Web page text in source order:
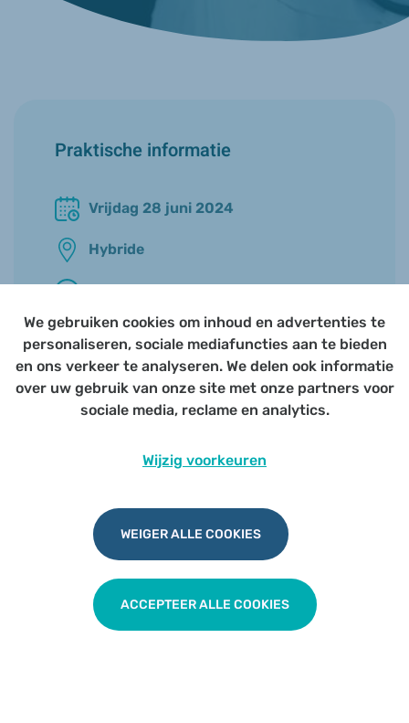
Praktische informatie
Vrijdag 28 juni 2024
Hybride
Voor alle huisartsen
Diabetes anno 2024, tips en tricks
voor de huisarts - GZA
We gebruiken cookies om inhoud en advertenties te
personaliseren, sociale mediafuncties aan te bieden
en ons verkeer te analyseren. We delen ook informatie
over uw gebruik van onze site met onze partners voor
sociale media, reclame en analytics.
Wijzig voorkeuren
WEIGER ALLE COOKIES
ACCEPTEER ALLE COOKIES